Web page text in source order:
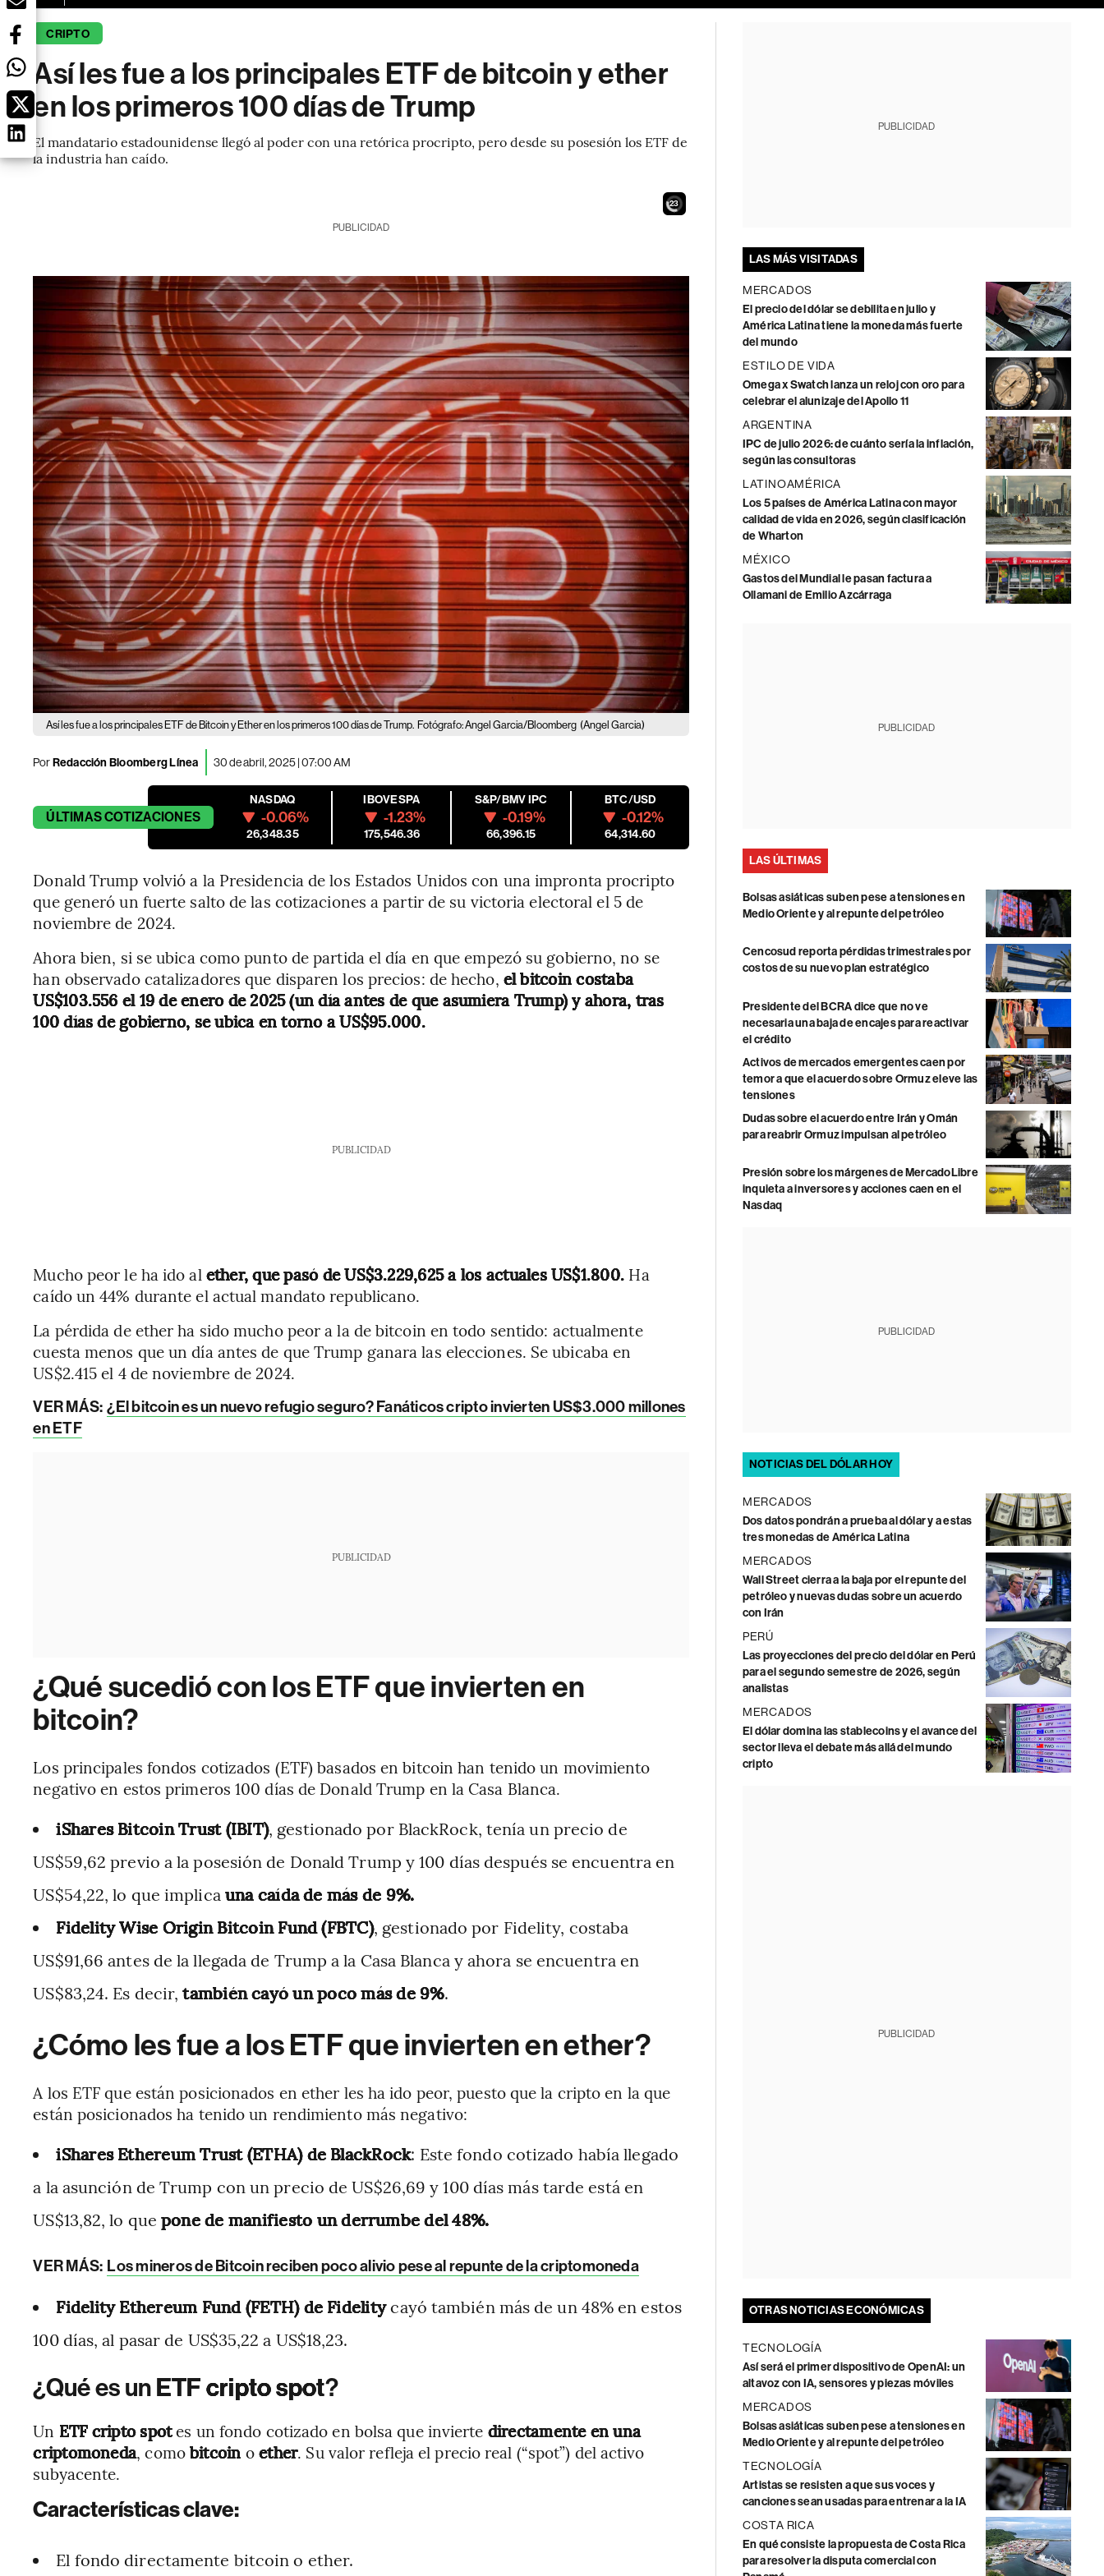
CRIPTO
Así les fue a los principales ETF de bitcoin y ether
en los primeros 100 días de Trump
El mandatario estadounidense llegó al poder con una retórica procripto, pero desde su posesión los ETF de
la industria han caído.
21
PUBLICIDAD
Así les fue a los principales ETF de Bitcoin y Ether en los primeros 100 días de Trump. Fotógrafo: Angel Garcia/Bloomberg (Angel Garcia)
PorRedacción Bloomberg Línea 30 de abril, 2025 | 07:00 AM
ÚLTIMASCOTIZACIONES
NASDAQ
-0.06%
26,348.35
IBOVESPA
-1.23%
175,546.36
S&P/BMV IPC
-0.19%
66,396.15
BTC/USD
-0.12%
64,314.60
Donald Trump volvió a la Presidencia de los Estados Unidos con una impronta procripto
que generó un fuerte salto de las cotizaciones a partir de su victoria electoral el 5 de
noviembre de 2024.
Ahora bien, si se ubica como punto de partida el día en que empezó su gobierno, no se
han observado catalizadores que disparen los precios: de hecho, el bitcoin costaba
US$103.556 el 19 de enero de 2025 (un día antes de que asumiera Trump) y ahora, tras
100 días de gobierno, se ubica en torno a US$95.000.
PUBLICIDAD
Mucho peor le ha ido al ether, que pasó de US$3.229,625 a los actuales US$1.800. Ha
caído un 44% durante el actual mandato republicano.
La pérdida de ether ha sido mucho peor a la de bitcoin en todo sentido: actualmente
cuesta menos que un día antes de que Trump ganara las elecciones. Se ubicaba en
US$2.415 el 4 de noviembre de 2024.
VER MÁS: ¿El bitcoin es un nuevo refugio seguro? Fanáticos cripto invierten US$3.000 millones
en ETF
PUBLICIDAD
¿Qué sucedió con los ETF que invierten en
bitcoin?
Los principales fondos cotizados (ETF) basados en bitcoin han tenido un movimiento
negativo en estos primeros 100 días de Donald Trump en la Casa Blanca.
iShares Bitcoin Trust (IBIT), gestionado por BlackRock, tenía un precio de
US$59,62 previo a la posesión de Donald Trump y 100 días después se encuentra en
US$54,22, lo que implica una caída de más de 9%.
Fidelity Wise Origin Bitcoin Fund (FBTC), gestionado por Fidelity, costaba
US$91,66 antes de la llegada de Trump a la Casa Blanca y ahora se encuentra en
US$83,24. Es decir,también cayó un poco más de 9%.
¿Cómo les fue a los ETF que invierten en ether?
A los ETF que están posicionados en ether les ha ido peor, puesto que la cripto en la que
están posicionados ha tenido un rendimiento más negativo:
iShares Ethereum Trust (ETHA) de BlackRock: Este fondo cotizado había llegado
a la asunción de Trump con un precio de US$26,69 y 100 días más tarde está en
US$13,82, lo quepone de manifiesto un derrumbe del 48%.
VER MÁS: Los mineros de Bitcoin reciben poco alivio pese al repunte de la criptomoneda
Fidelity Ethereum Fund (FETH) de Fidelitycayó también más de un 48% en estos
100 días, al pasar de US$35,22 a US$18,23.
¿Qué es unETF cripto spot?
Un ETF cripto spotes un fondo cotizado en bolsa que invierte directamente en una
criptomoneda, comobitcoin oether. Su valor refleja el precio real (“spot”) del activo
subyacente.
Características clave:
El fondo directamente bitcoin o ether.
PUBLICIDAD
LAS MÁS VISITADAS
MERCADOS
El precio del dólar se debilita en julio y
América Latina tiene la moneda más fuerte
del mundo
ESTILO DE VIDA
Omega x Swatch lanza un reloj con oro para
celebrar el alunizaje del Apollo 11
ARGENTINA
IPC de julio 2026: de cuánto sería la inflación,
según las consultoras
LATINOAMÉRICA
Los 5 países de América Latina con mayor
calidad de vida en 2026, según clasificación
de Wharton
MÉXICO
Gastos del Mundial le pasan factura a
Ollamani de Emilio Azcárraga
PUBLICIDAD
LAS ÚLTIMAS
Bolsas asiáticas suben pese a tensiones en
Medio Oriente y al repunte del petróleo
Cencosud reporta pérdidas trimestrales por
costos de su nuevo plan estratégico
Presidente del BCRA dice que no ve
necesaria una baja de encajes para reactivar
el crédito
Activos de mercados emergentes caen por
temor a que el acuerdo sobre Ormuz eleve las
tensiones
Dudas sobre el acuerdo entre Irán y Omán
para reabrir Ormuz impulsan al petróleo
Presión sobre los márgenes de MercadoLibre
inquieta a inversores y acciones caen en el
Nasdaq
PUBLICIDAD
NOTICIAS DEL DÓLAR HOY
MERCADOS
Dos datos pondrán a prueba al dólar y a estas
tres monedas de América Latina
MERCADOS
Wall Street cierra a la baja por el repunte del
petróleo y nuevas dudas sobre un acuerdo
con Irán
PERÚ
Las proyecciones del precio del dólar en Perú
para el segundo semestre de 2026, según
analistas
MERCADOS
El dólar domina las stablecoins y el avance del
sector lleva el debate más allá del mundo
cripto
PUBLICIDAD
OTRAS NOTICIAS ECONÓMICAS
TECNOLOGÍA
Así será el primer dispositivo de OpenAI: un
altavoz con IA, sensores y piezas móviles
MERCADOS
Bolsas asiáticas suben pese a tensiones en
Medio Oriente y al repunte del petróleo
TECNOLOGÍA
Artistas se resisten a que sus voces y
canciones sean usadas para entrenar a la IA
COSTA RICA
En qué consiste la propuesta de Costa Rica
para resolver la disputa comercial con